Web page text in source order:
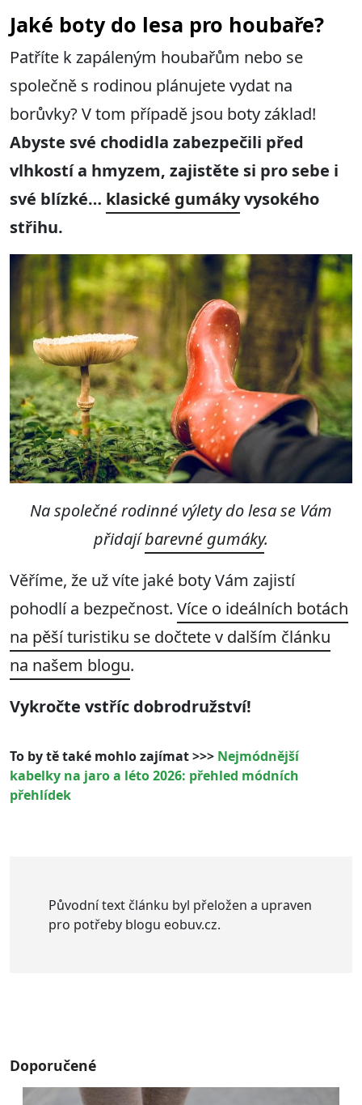
Jaké boty do lesa pro houbaře?
Patříte k zapáleným houbařům nebo se
společně s rodinou plánujete vydat na
borůvky? V tom případě jsou boty základ!
Abyste své chodidla zabezpečili před
vlhkostí a hmyzem, zajistěte si pro sebe i
své blízké… klasické gumákyvysokého
střihu.
Na společné rodinné výlety do lesa se Vám
přidajíbarevné gumáky.
Věříme, že už víte jaké boty Vám zajistí
pohodlí a bezpečnost. Více o ideálních botách
na pěší turistiku se dočtete v dalším článku
na našem blogu.
Vykročte vstříc dobrodružství!
To by tě také mohlo zajímat >>> Nejmódnější
kabelky na jaro a léto 2026: přehled módních
přehlídek
Původní text článku byl přeložen a upraven
pro potřeby blogu eobuv.cz.
Doporučené